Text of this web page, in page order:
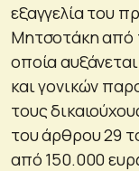
εξαγγελία του
Μητσοτάκη από
οποία
και γονικών
τους
του άρθρου 29
από 150.000